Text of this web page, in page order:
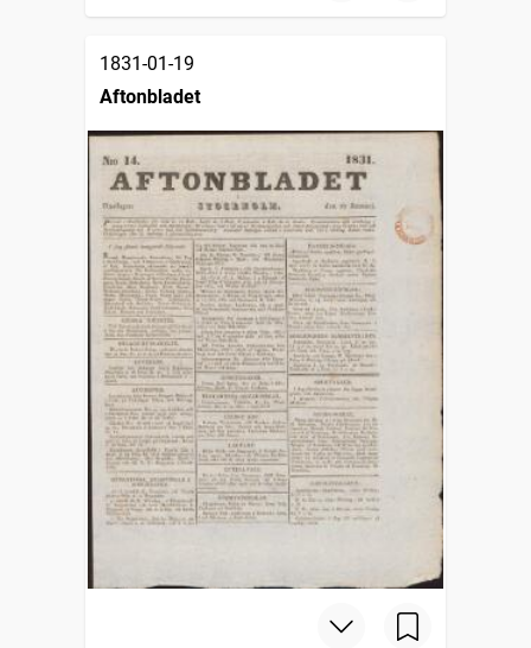
1831-01-19
Aftonbladet